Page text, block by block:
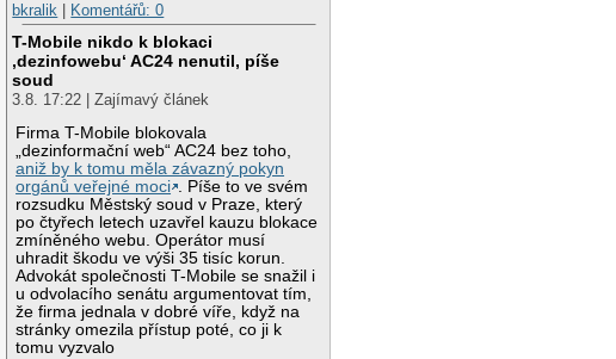
bkralik
Komentářů: 0
T-Mobile nikdo k blokaci
‚dezinfowebu‘ AC24 nenutil, píše
soud
3.8. 17:22 | Zajímavý článek
Firma T-Mobile blokovala
„dezinformační web“ AC24 bez toho,
aniž by k tomu měla závazný pokyn
orgánů veřejné moci . Píše to ve svém
rozsudku Městský soud v Praze, který
po čtyřech letech uzavřel kauzu blokace
zmíněného webu. Operátor musí
uhradit škodu ve výši 35 tisíc korun.
Advokát společnosti T-Mobile se snažil i
u odvolacího senátu argumentovat tím,
že firma jednala v dobré víře, když na
stránky omezila přístup poté, co ji k
tomu vyzvalo